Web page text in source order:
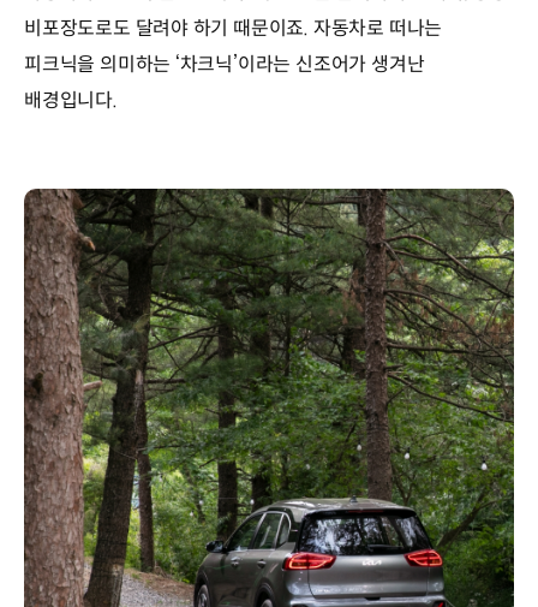
비포장도로도 달려야 하기 때문이죠. 자동차로 떠나는
피크닉을 의미하는 ‘차크닉’이라는 신조어가 생겨난
배경입니다.